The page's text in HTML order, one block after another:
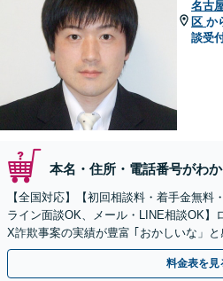
名古
区 か
談受
本名・住所・電話番号がわ
【全国対応】【初回相談料・着手金無料
ライン面談OK、メール・LINE相談OK】
X詐欺事案の実績が豊富 ｢おかしいな」
さい。
料金表を見